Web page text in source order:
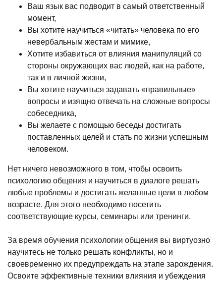
Ваш язык вас подводит в самый ответственный
момент,
Вы хотите научиться «читать» человека по его
невербальным жестам и мимике,
Хотите избавиться от влияния манипуляций со
стороны окружающих вас людей, как на работе,
так и в личной жизни,
Вы хотите научиться задавать «правильные»
вопросы и изящно отвечать на сложные вопросы
собеседника,
Вы желаете с помощью беседы достигать
поставленных целей и стать по жизни успешным
человеком.
Нет ничего невозможного в том, чтобы освоить
психологию общения и научиться в диалоге решать
любые проблемы и достигать желанные цели в любом
возрасте. Для этого необходимо посетить
соответствующие курсы, семинары или тренинги.
За время обучения психологии общения вы виртуозно
научитесь не только решать конфликты, но и
своевременно их предупреждать на этапе зарождения.
Освоите эффективные техники влияния и убеждения